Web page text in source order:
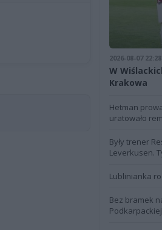
2026-08-07 22:28
W
Krakowa
Hetman
uratowało
Były trener
Leverkusen.
Lublinianka
Bez bramek
Podkarpackiej